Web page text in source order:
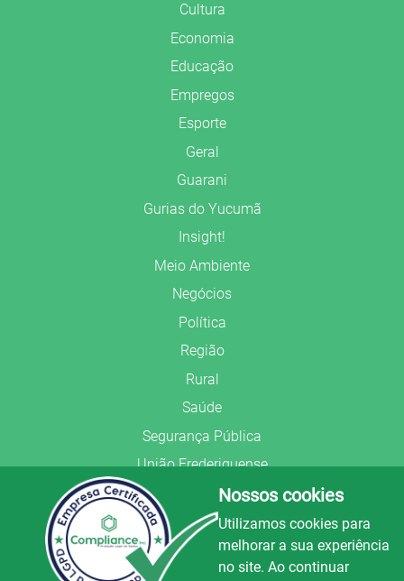
Cultura
Economia
Educação
Empregos
Esporte
Geral
Guarani
Gurias do Yucumã
Insight!
Meio Ambiente
Negócios
Política
Região
Rural
Saúde
Segurança Pública
União Frederiquense
© Copyright 2022.LA+.
Nossos cookies
Utilizamos cookies para
melhorar a sua experiência
no site. Ao continuar